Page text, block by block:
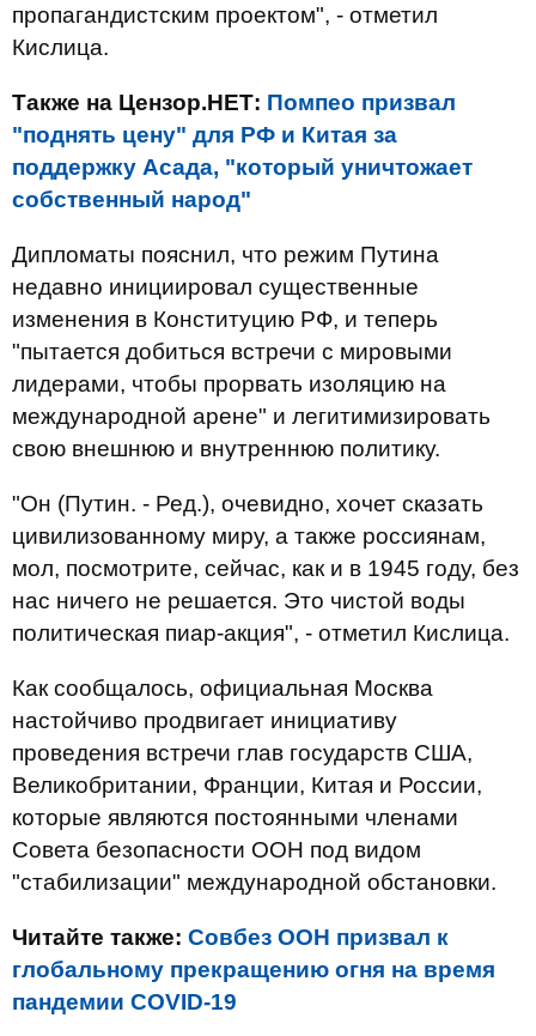
пропагандистским проектом", - отметил
Кислица.
Также на Цензор.НЕТ: Помпео призвал
"поднять цену" для РФ и Китая за
поддержку Асада, "который уничтожает
собственный народ"
Дипломаты пояснил, что режим Путина
недавно инициировал существенные
изменения в Конституцию РФ, и теперь
"пытается добиться встречи с мировыми
лидерами, чтобы прорвать изоляцию на
международной арене" и легитимизировать
свою внешнюю и внутреннюю политику.
"Он (Путин. - Ред.), очевидно, хочет сказать
цивилизованному миру, а также россиянам,
мол, посмотрите, сейчас, как и в 1945 году, без
нас ничего не решается. Это чистой воды
политическая пиар-акция", - отметил Кислица.
Как сообщалось, официальная Москва
настойчиво продвигает инициативу
проведения встречи глав государств США,
Великобритании, Франции, Китая и России,
которые являются постоянными членами
Совета безопасности ООН под видом
"стабилизации" международной обстановки.
Читайте также: Совбез ООН призвал к
глобальному прекращению огня на время
пандемии COVID-19